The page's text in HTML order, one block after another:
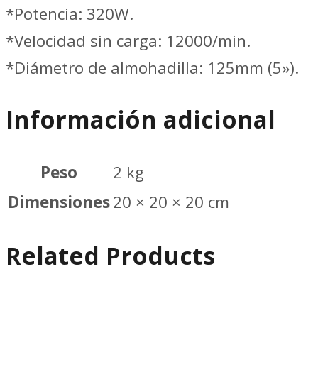
//
TOTAL
UTF2031256
*Potencia: 320W.
*Velocidad sin carga: 12000/min.
*Diámetro de almohadilla: 125mm (5»).
Información adicional
Peso
2 kg
Dimensiones20 × 20 × 20 cm
Related Products